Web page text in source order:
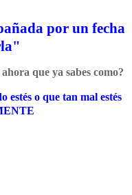
por un fecha
que ya sabes como?
estés o que tan mal estés